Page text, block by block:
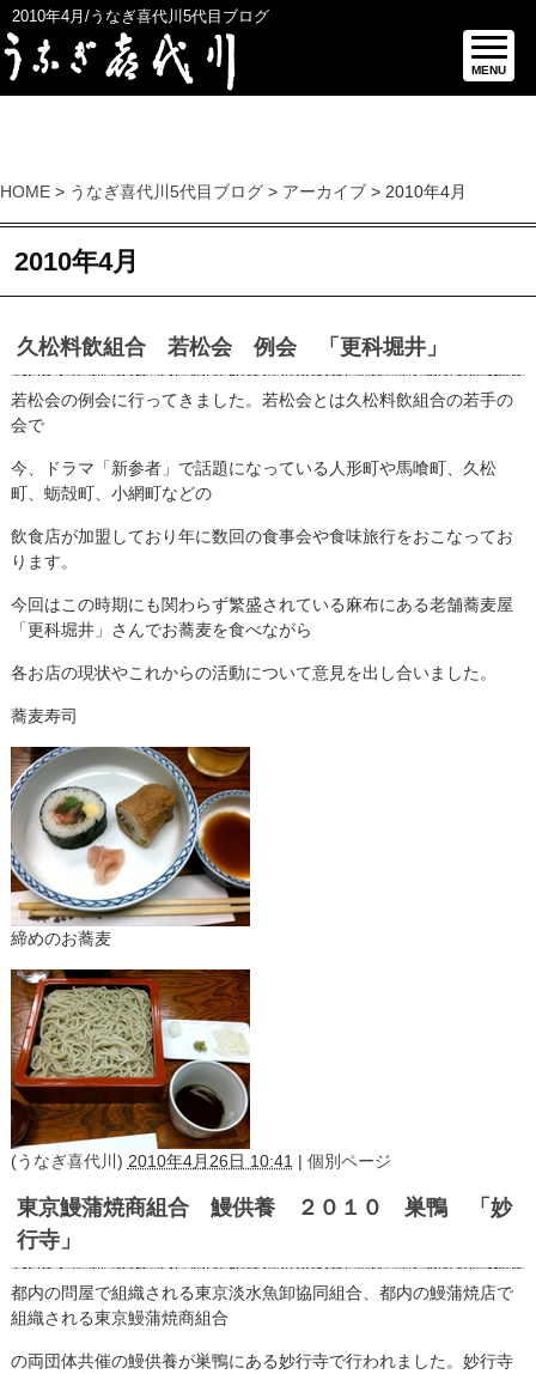
2010年4月/うなぎ喜代川5代目ブログ
MENU
HOME > うなぎ喜代川5代目ブログ > アーカイブ > 2010年4月
2010年4月
久松料飲組合 若松会 例会 「更科堀井」
若松会の例会に行ってきました。若松会とは久松料飲組合の若手の
会で
今、ドラマ「新参者」で話題になっている人形町や馬喰町、久松
町、蛎殻町、小網町などの
飲食店が加盟しており年に数回の食事会や食味旅行をおこなってお
ります。
今回はこの時期にも関わらず繁盛されている麻布にある老舗蕎麦屋
「更科堀井」さんでお蕎麦を食べながら
各お店の現状やこれからの活動について意見を出し合いました。
蕎麦寿司
締めのお蕎麦
(うなぎ喜代川 ) 2010年4月26日 10:41 | 個別ページ
東京鰻蒲焼商組合 鰻供養 ２０１０ 巣鴨 「妙
行寺」
都内の問屋で組織される東京淡水魚卸協同組合、都内の鰻蒲焼店で
組織される東京鰻蒲焼商組合
の両団体共催の鰻供養が巣鴨にある妙行寺で行われました。妙行寺